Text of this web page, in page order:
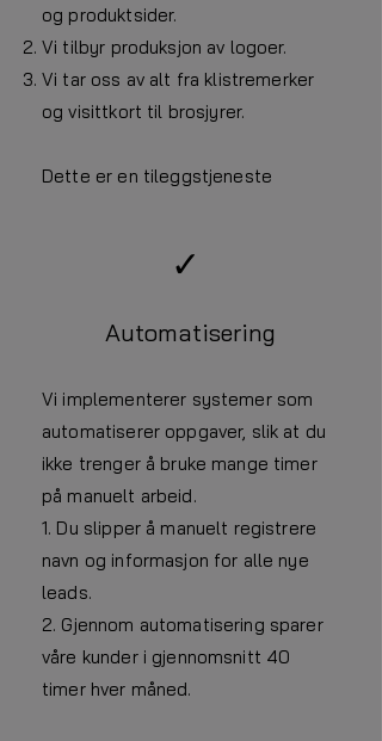
og produktsider.
Vi tilbyr produksjon av logoer.
Vi tar oss av alt fra klistremerker
og visittkort til brosjyrer.
Dette er en tileggstjeneste
✓
Automatisering
Vi implementerer systemer som
automatiserer oppgaver, slik at du
ikke trenger å bruke mange timer
på manuelt arbeid.
1. Du slipper å manuelt registrere
navn og informasjon for alle nye
leads.
2. Gjennom automatisering sparer
våre kunder i gjennomsnitt 40
timer hver måned.